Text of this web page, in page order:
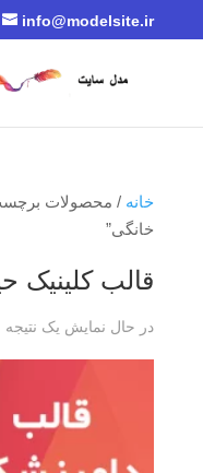
info@modelsite.ir
خانه / محصولات
خانگی”
قالب کلینیک
در حال نمایش یک نتیجه